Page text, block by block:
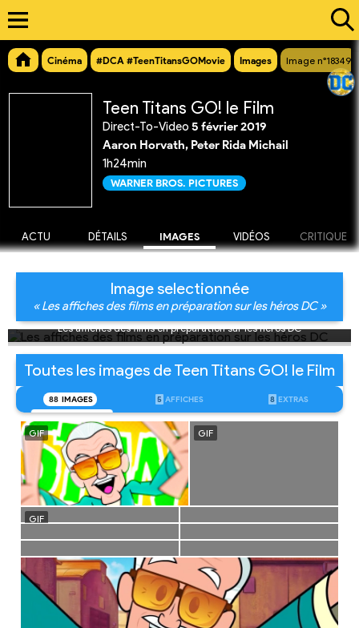
Cinéma #DCA #TeenTitansGOMovie Images Image n°18349
Teen Titans GO! le Film
Direct-To-Video 5 février 2019
Aaron Horvath, Peter Rida Michail
1h24min
WARNER BROS. PICTURES
ACTU DÉTAILS IMAGES VIDÉOS CRITIQUE
Image selectionnée
« Les affiches des films en préparation sur les héros DC »
Les affiches des films en préparation sur les héros DC
Toutes les images de Teen Titans GO! le Film
88 IMAGES 5 AFFICHES 8 EXTRAS